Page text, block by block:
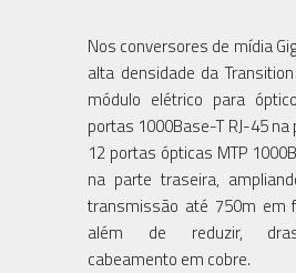
Nos conversores de mídia
alta densidade da
módulo elétrico para
portas 1000Base-T RJ-45
12 portas ópticas MTP
na parte traseira,
transmissão até 750m em
além de reduzir,
cabeamento em cobre.